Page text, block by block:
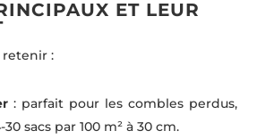
ET LEUR
retenir :
: parfait pour les combles perdus,
sacs par 100 m² à 30 cm.